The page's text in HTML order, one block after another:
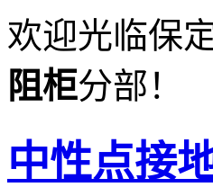
欢迎光临保
阻柜分部！
中性点接